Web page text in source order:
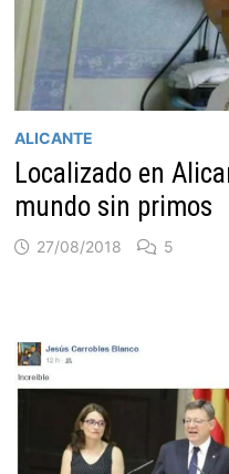
ALICANTE
Localizado en
mundo sin primos
27/08/2018 5